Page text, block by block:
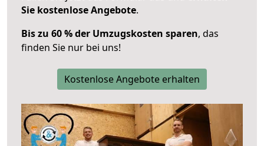
Sie kostenlose Angebote.
Bis zu 60 % der Umzugskosten sparen, das
finden Sie nur bei uns!
Kostenlose Angebote erhalten